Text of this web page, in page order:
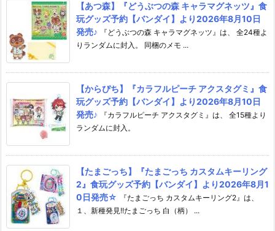
【あつ森】『どうぶつの森 キャラマグネッツ』食
玩グッズ予約【バンダイ】より2026年8月10日
発売♪
『どうぶつの森 キャラマグネッツ』は、 全24種よ
りランダムに封入。 同梱のメモ ...
【からぴち】『カラフルピーチ アクスタグミ』食
玩グッズ予約【バンダイ】より2026年8月10日
発売♪
『カラフルピーチ アクスタグミ』は、 全15種より
ランダムに封入。
【たまごっち】『たまごっち カスタムキーリング
2』食玩グッズ予約【バンダイ】より2026年8月1
0日発売☆
『たまごっち カスタムキーリング2』は、
１、新種発見!!たまごっち 白（柄） ...